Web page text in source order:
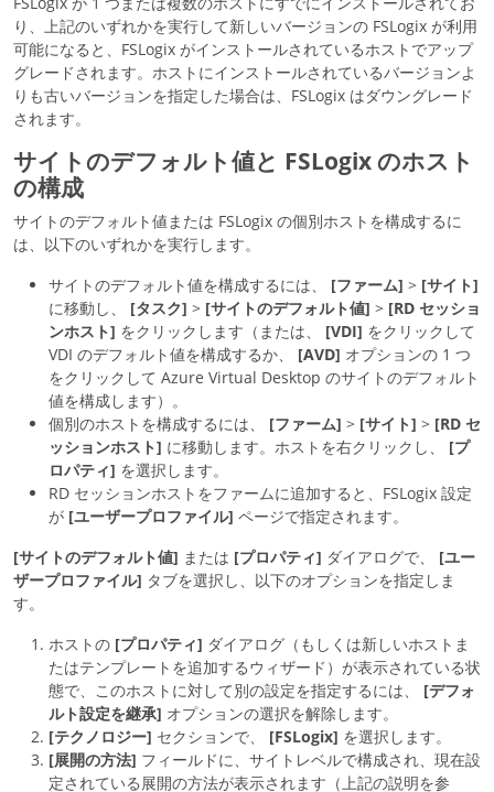
り、上記のいずれかを実行して新しいバージョンの FSLogix が利用
可能になると、FSLogix がインストールされているホストでアップ
グレードされます。ホストにインストールされているバージョンよ
りも古いバージョンを指定した場合は、FSLogix はダウングレード
されます。
サイトのデフォルト値と FSLogix のホスト
の構成
サイトのデフォルト値または FSLogix の個別ホストを構成するに
は、以下のいずれかを実行します。
サイトのデフォルト値を構成するには、 [ファーム] > [サイト]
に移動し、 [タスク] > [サイトのデフォルト値] > [RD セッショ
ンホスト] をクリックします（または、 [VDI] をクリックして
VDI のデフォルト値を構成するか、 [AVD] オプションの 1 つ
をクリックして Azure Virtual Desktop のサイトのデフォルト
値を構成します）。
個別のホストを構成するには、 [ファーム] > [サイト] > [RD セ
ッションホスト] に移動します。ホストを右クリックし、 [プ
ロパティ] を選択します。
RD セッションホストをファームに追加すると、FSLogix 設定
が [ユーザープロファイル] ページで指定されます。
[サイトのデフォルト値] または [プロパティ] ダイアログで、 [ユー
ザープロファイル] タブを選択し、以下のオプションを指定しま
す。
ホストの [プロパティ] ダイアログ（もしくは新しいホストま
たはテンプレートを追加するウィザード）が表示されている状
態で、このホストに対して別の設定を指定するには、 [デフォ
ルト設定を継承] オプションの選択を解除します。
[テクノロジー] セクションで、 [FSLogix] を選択します。
[展開の方法] フィールドに、サイトレベルで構成され、現在設
定されている展開の方法が表示されます（上記の説明を参